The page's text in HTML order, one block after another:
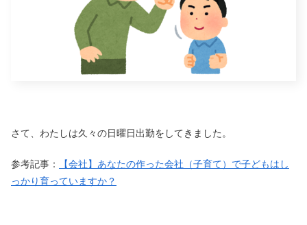
さて、わたしは久々の日曜日出勤をしてきました。
参考記事：
【会社】あなたの作った会社（子育て）で子どもはし
っかり育っていますか？